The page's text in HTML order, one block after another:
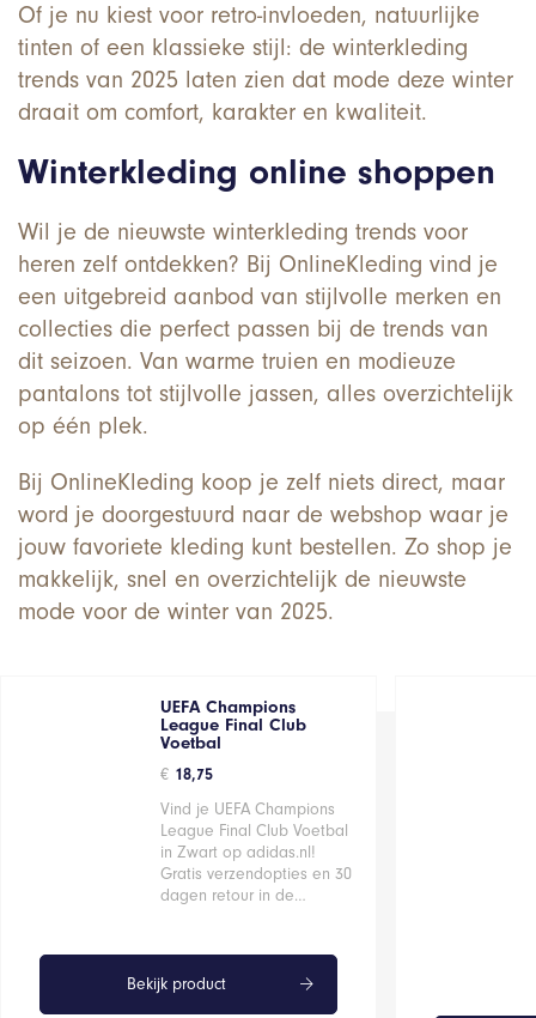
Of je nu kiest voor retro-invloeden, natuurlijke
tinten of een klassieke stijl: de winterkleding
trends van 2025 laten zien dat mode deze winter
draait om comfort, karakter en kwaliteit.
Winterkleding online shoppen
Wil je de nieuwste winterkleding trends voor
heren zelf ontdekken? Bij OnlineKleding vind je
een uitgebreid aanbod van stijlvolle merken en
collecties die perfect passen bij de trends van
dit seizoen. Van warme truien en modieuze
pantalons tot stijlvolle jassen, alles overzichtelijk
op één plek.
Bij OnlineKleding koop je zelf niets direct, maar
word je doorgestuurd naar de webshop waar je
jouw favoriete kleding kunt bestellen. Zo shop je
makkelijk, snel en overzichtelijk de nieuwste
mode voor de winter van 2025.
UEFA Champions
League Final Club
Voetbal
€ 18,75
Vind je UEFA Champions
League Final Club Voetbal
in Zwart op adidas.nl!
Gratis verzendopties en 30
dagen retour in de…
Bekijk product